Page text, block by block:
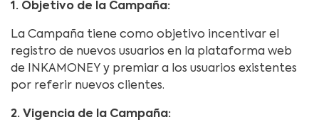
1. Objetivo de la Campaña:
La Campaña tiene como objetivo incentivar el
registro de nuevos usuarios en la plataforma web
de INKAMONEY y premiar a los usuarios existentes
por referir nuevos clientes.
2. Vigencia de la Campaña: